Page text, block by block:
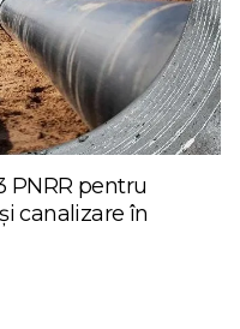
PNRR pentru
canalizare în